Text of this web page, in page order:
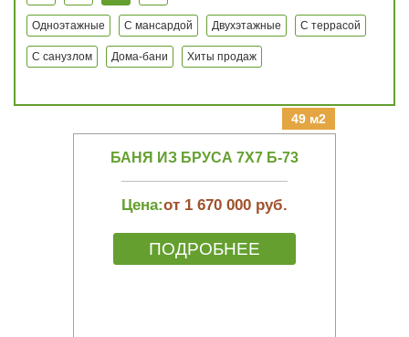
Одноэтажные С мансардой Двухэтажные С террасой
С санузлом Дома-бани Хиты продаж
49 м2
БАНЯ ИЗ БРУСА 7Х7 Б-73
Цена:от 1 670 000 руб.
ПОДРОБНЕЕ